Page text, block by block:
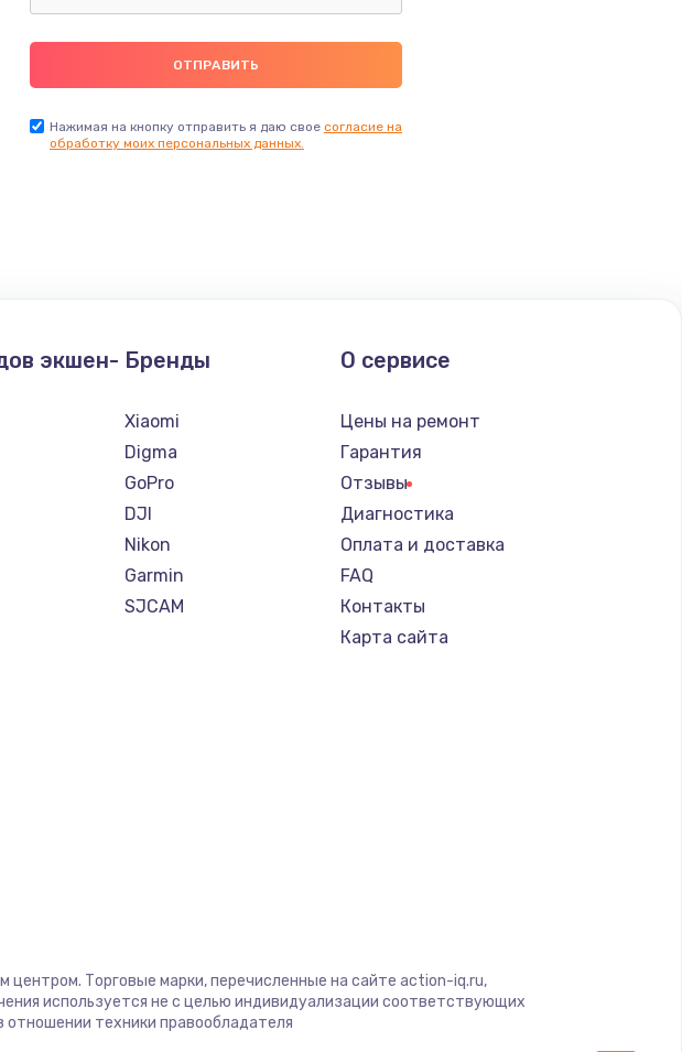
Нажимая на кнопку отправить я даю свое согласие на
обработку моих персональных данных.
экшен- Бренды
Xiaomi
Digma
GoPro
DJI
Nikon
Garmin
SJCAM
О сервисе
Цены на ремонт
Гарантия
Отзывы
Диагностика
Оплата и доставка
FAQ
Контакты
Карта сайта
Торговые марки, перечисленные на сайте action-iq.ru,
используется не с целью индивидуализации соответствующих
отношении техники правообладателя